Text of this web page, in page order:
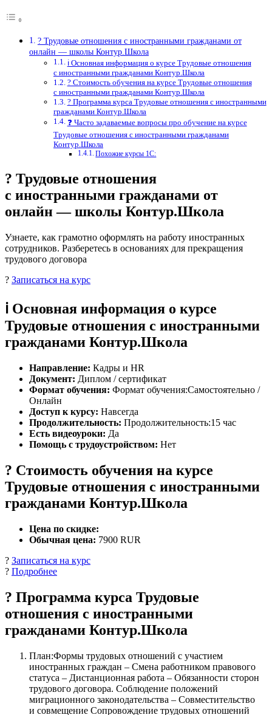
? Трудовые отношения с иностранными гражданами от
онлайн — школы Контур.Школа
ℹ️ Основная информация о курсе Трудовые отношения
с иностранными гражданами Контур.Школа
? Стоимость обучения на курсе Трудовые отношения
с иностранными гражданами Контур.Школа
? Программа курса Трудовые отношения с иностранными
гражданами Контур.Школа
❓ Часто задаваемые вопросы про обучение на курсе
Трудовые отношения с иностранными гражданами
Контур.Школа
Похожие курсы 1С:
? Трудовые отношения
с иностранными гражданами от
онлайн — школы Контур.Школа
Узнаете, как грамотно оформлять на работу иностранных
сотрудников. Разберетесь в основаниях для прекращения
трудового договора
? Записаться на курс
ℹ️ Основная информация о курсе
Трудовые отношения с иностранными
гражданами Контур.Школа
Направление: Кадры и HR
Документ: Диплом / сертификат
Формат обучения: Формат обучения:Самостоятельно /
Онлайн
Доступ к курсу: Навсегда
Продолжительность: Продолжительность:15 час
Есть видеоуроки: Да
Помощь с трудоустройством: Нет
? Стоимость обучения на курсе
Трудовые отношения с иностранными
гражданами Контур.Школа
Цена по скидке:
Обычная цена: 7900 RUR
? Записаться на курс
? Подробнее
? Программа курса Трудовые
отношения с иностранными
гражданами Контур.Школа
План:Формы трудовых отношений с участием
иностранных граждан – Смена работником правового
статуса – Дистанционная работа – Обязанности сторон
трудового договора. Соблюдение положений
миграционного законодательства – Совместительство
и совмещение Сопровождение трудовых отношений